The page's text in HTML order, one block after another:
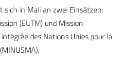
sich in Mali an zwei Einsätzen:
(EUTM) und Mission
des Nations Unies pour la